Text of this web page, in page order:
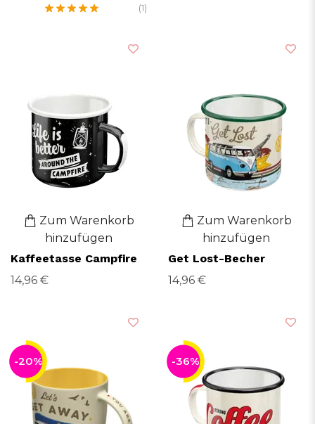
(1)
Zum Warenkorb
hinzufügen
Kaffeetasse Campfire
14,96 €
Zum Warenkorb
hinzufügen
Get Lost-Becher
14,96 €
-20% -36%